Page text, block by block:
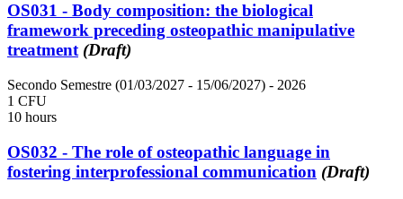
OS031 - Body composition: the biological
framework preceding osteopathic manipulative
treatment (Draft)
Secondo Semestre (01/03/2027 - 15/06/2027) - 2026
1 CFU
10 hours
OS032 - The role of osteopathic language in
fostering interprofessional communication (Draft)